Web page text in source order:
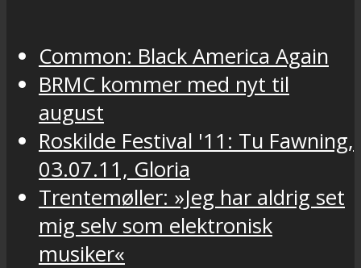
Common: Black America Again
BRMC kommer med nyt til
august
Roskilde Festival '11: Tu Fawning,
03.07.11, Gloria
Trentemøller: »Jeg har aldrig set
mig selv som elektronisk
musiker«